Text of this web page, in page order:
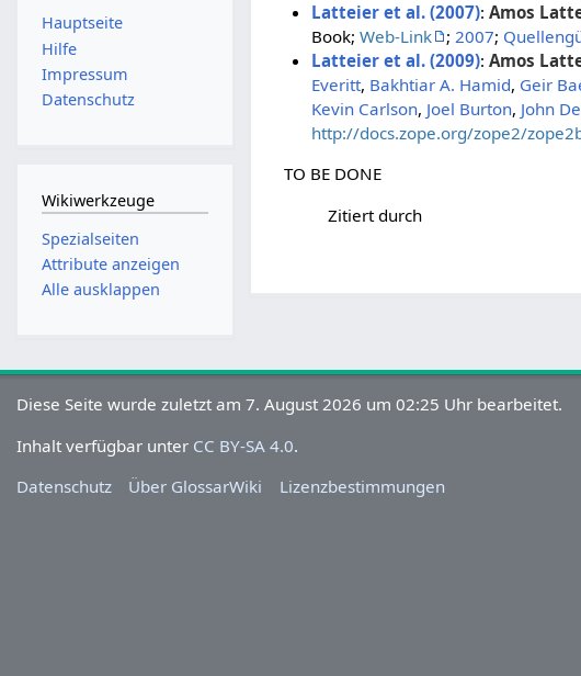
Latteier et al. (2007): Amos
Book; Web-Link ; 2007;
Latteier et al. (2009): Amos
Everitt, Bakhtiar A. Hamid, Geir
Kevin Carlson, Joel Burton, John
http://docs.zope.org/zope2/
TO BE DONE
Zitiert durch
Hauptseite
Hilfe
Impressum
Datenschutz
Wikiwerkzeuge
Spezialseiten
Attribute anzeigen
Alle ausklappen
Diese Seite wurde zuletzt am 7. August 2026 um 02:25 Uhr bearbeitet.
Inhalt verfügbar unter CC BY-SA 4.0.
Datenschutz
Über GlossarWiki Lizenzbestimmungen